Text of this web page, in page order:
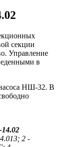
секции
Управление
в
НШ-32. В
2 -